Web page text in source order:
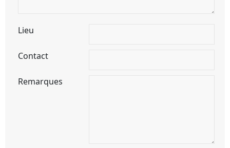
Lieu
Contact
Remarques